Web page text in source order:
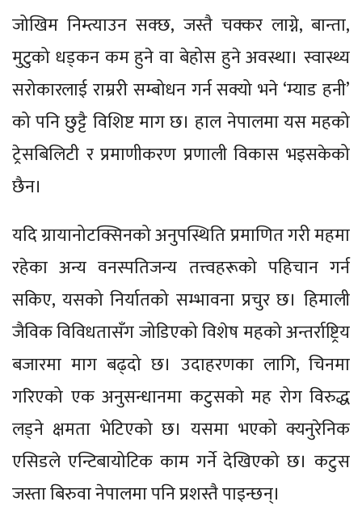
जोखिम निम्त्याउन सक्छ, जस्तै चक्कर लाग्ने, बान्ता,
मुटुको धड्कन कम हुने वा बेहोस हुने अवस्था। स्वास्थ्य
सरोकारलाई राम्ररी सम्बोधन गर्न सक्यो भने ‘म्याड हनी’
को पनि छुट्टै विशिष्ट माग छ। हाल नेपालमा यस महको
ट्रेसबिलिटी र प्रमाणीकरण प्रणाली विकास भइसकेको
छैन।
यदि ग्रायानोटक्सिनको अनुपस्थिति प्रमाणित गरी महमा
रहेका अन्य वनस्पतिजन्य तत्त्वहरूको पहिचान गर्न
सकिए, यसको निर्यातको सम्भावना प्रचुर छ। हिमाली
जैविक विविधतासँग जोडिएको विशेष महको अन्तर्राष्ट्रिय
बजारमा माग बढ्दो छ। उदाहरणका लागि, चिनमा
गरिएको एक अनुसन्धानमा कटुसको मह रोग विरुद्ध
लड्ने क्षमता भेटिएको छ। यसमा भएको क्यनुरेनिक
एसिडले एन्टिबायोटिक काम गर्ने देखिएको छ। कटुस
जस्ता बिरुवा नेपालमा पनि प्रशस्तै पाइन्छन्।